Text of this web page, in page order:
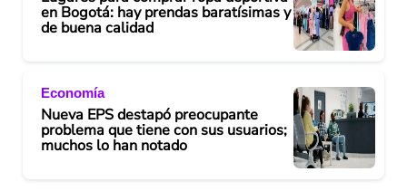
en Bogotá: hay prendas baratísimas y
de buena calidad
Economía
Nueva EPS destapó preocupante
problema que tiene con sus usuarios;
muchos lo han notado